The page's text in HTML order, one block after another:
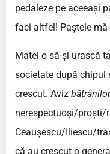
pedaleze pe aceeași
faci altfel! Paștele
Matei o să-și urască
societate după chipul
crescut. Aviz bătrânilor
nerespectuoși/proști/
Ceaușescu/Iliescu/
că au crescut o